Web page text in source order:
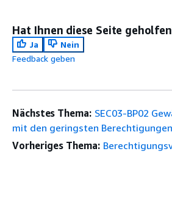
Hat Ihnen diese Seite
Ja
Nein
Feedback geben
Nächstes Thema: SEC03-BP02
mit den geringsten Berechtigungen
Vorheriges Thema: